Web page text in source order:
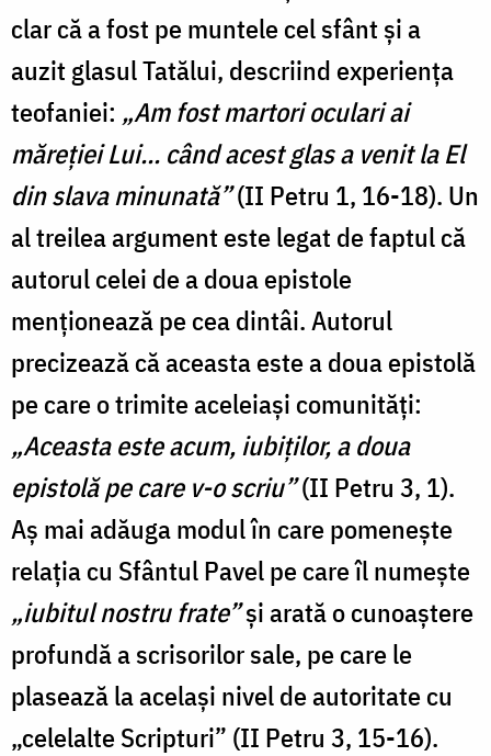
clar că a fost pe muntele cel sfânt și a
auzit glasul Tatălui, descriind experiența
teofaniei: „Am fost martori oculari ai
măreției Lui... când acest glas a venit la El
din slava minunată”(II Petru 1, 16-18). Un
al treilea argument este legat de faptul că
autorul celei de a doua epistole
menționează pe cea dintâi. Autorul
precizează că aceasta este a doua epistolă
pe care o trimite aceleiași comunități:
„Aceasta este acum, iubiților, a doua
epistolă pe care v-o scriu”(II Petru 3, 1).
Aș mai adăuga modul în care pomenește
relația cu Sfântul Pavel pe careîl numește
„iubitul nostru frate”și arată o cunoaștere
profundă a scrisorilor sale, pe care le
plasează la același nivel de autoritate cu
„celelalte Scripturi” (II Petru 3, 15-16).